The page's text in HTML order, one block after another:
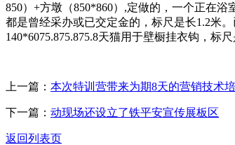
850）+方墩（850*860）,定做的，一个正在
都是曾经采办或已交定金的，标尺是长1.2米
140*6075.875.875.8天猫用于壁橱挂衣钩，标
上一篇： 本次特训营带来为期8天的营销技术培
下一篇： 动现场还设立了铁平安宣传展板区
返回列表页